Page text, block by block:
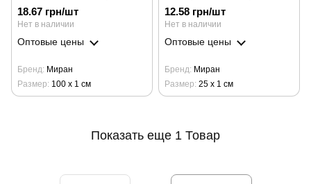
/ Миран
18.67 грн/шт
Нет в наличии
Оптовые цены
Бренд Миран
Размер 100 х 1 см
Миран
12.58 грн/шт
Нет в наличии
Оптовые цены
Бренд Миран
Размер 25 х 1 см
Показать еще 1 Товар